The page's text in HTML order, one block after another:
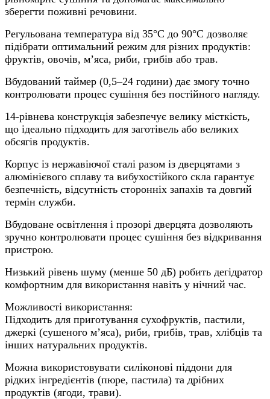
зберегти поживні речовини.
Регульована температура від 35°C до 90°C дозволяє
підібрати оптимальний режим для різних продуктів:
фруктів, овочів, м’яса, риби, грибів або трав.
Вбудований таймер (0,5–24 години) дає змогу точно
контролювати процес сушіння без постійного нагляду.
14-рівнева конструкція забезпечує велику місткість,
що ідеально підходить для заготівель або великих
обсягів продуктів.
Корпус із нержавіючої сталі разом із дверцятами з
алюмінієвого сплаву та вибухостійкого скла гарантує
безпечність, відсутність сторонніх запахів та довгий
термін служби.
Вбудоване освітлення і прозорі дверцята дозволяють
зручно контролювати процес сушіння без відкривання
пристрою.
Низький рівень шуму (менше 50 дБ) робить дегідратор
комфортним для використання навіть у нічний час.
Можливості використання:
Підходить для приготування сухофруктів, пастили,
джеркі (сушеного м’яса), риби, грибів, трав, хлібців та
інших натуральних продуктів.
Можна використовувати силіконові піддони для
рідких інгредієнтів (пюре, пастила) та дрібних
продуктів (ягоди, трави).